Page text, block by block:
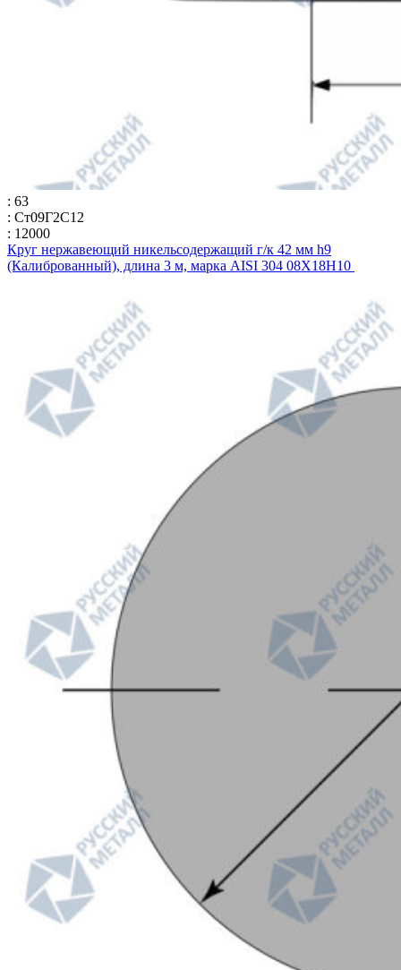
: 63
: Ст09Г2С12
: 12000
Круг нержавеющий никельсодержащий г/к 42 мм h9
(Калиброванный), длина 3 м, марка AISI 304 08Х18Н10